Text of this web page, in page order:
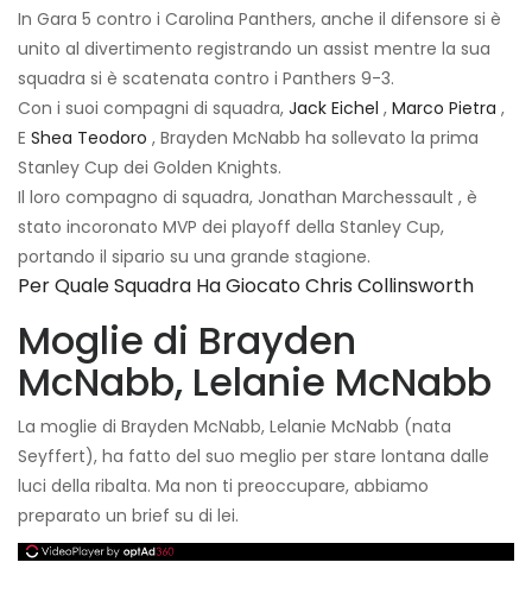
In Gara 5 contro i Carolina Panthers, anche il difensore si è
unito al divertimento registrando un assist mentre la sua
squadra si è scatenata contro i Panthers 9-3.
Con i suoi compagni di squadra, Jack Eichel , Marco Pietra ,
E Shea Teodoro , Brayden McNabb ha sollevato la prima
Stanley Cup dei Golden Knights.
Il loro compagno di squadra, Jonathan Marchessault , è
stato incoronato MVP dei playoff della Stanley Cup,
portando il sipario su una grande stagione.
Per Quale Squadra Ha Giocato Chris Collinsworth
Moglie di Brayden
McNabb, Lelanie McNabb
La moglie di Brayden McNabb, Lelanie McNabb (nata
Seyffert), ha fatto del suo meglio per stare lontana dalle
luci della ribalta. Ma non ti preoccupare, abbiamo
preparato un brief su di lei.